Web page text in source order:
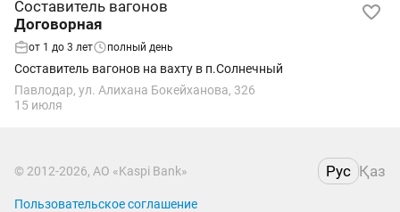
Составитель вагонов
Договорная
от 1 до 3 лет полный день
Составитель вагонов на вахту в п.Солнечный
Павлодар, ул. Алихана Бокейханова, 326
15 июля
© 2012-2026, АО «Kaspi Bank» Рус Қаз
Пользовательское соглашение